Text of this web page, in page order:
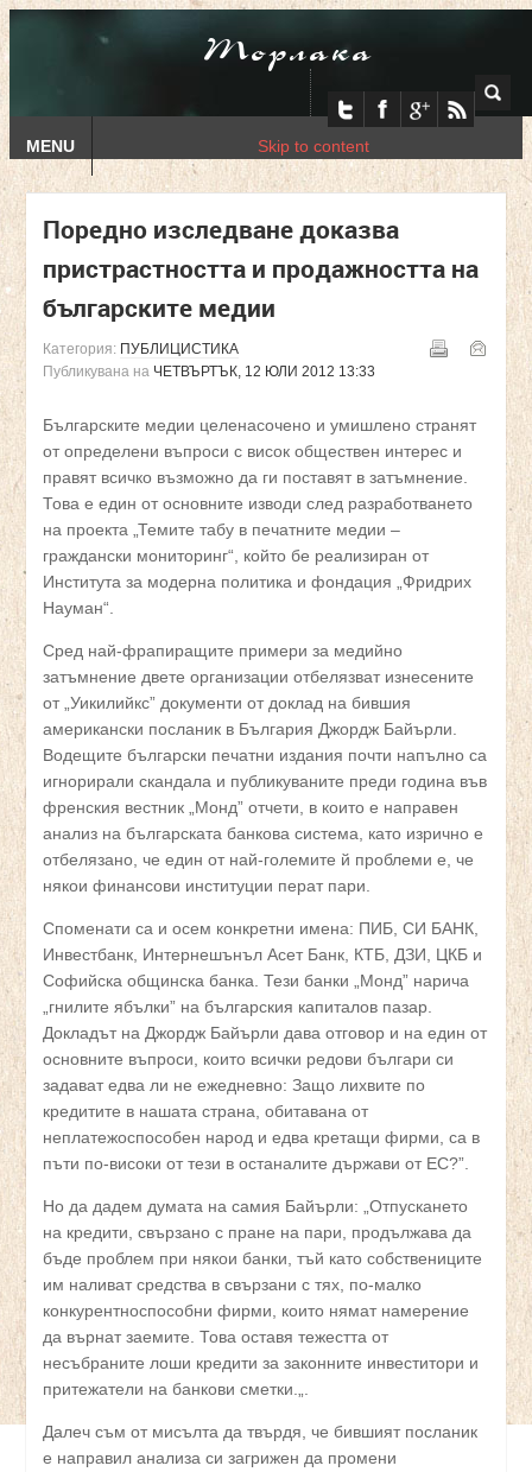
Торлака
MENU Skip to content
Поредно изследване доказва
пристрастността и продажността на
българските медии
Категория: ПУБЛИЦИСТИКА
Публикувана на ЧЕТВЪРТЪК, 12 ЮЛИ 2012 13:33
Българските медии целенасочено и умишлено странят
от определени въпроси с висок обществен интерес и
правят всичко възможно да ги поставят в затъмнение.
Това е един от основните изводи след разработването
на проекта „Темите табу в печатните медии –
граждански мониторинг“, който бе реализиран от
Института за модерна политика и фондация „Фридрих
Науман“.
Сред най-фрапиращите примери за медийно
затъмнение двете организации отбелязват изнесените
от „Уикилийкс” документи от доклад на бившия
американски посланик в България Джордж Байърли.
Водещите български печатни издания почти напълно са
игнорирали скандала и публикуваните преди година във
френския вестник „Монд” отчети, в които е направен
анализ на българската банкова система, като изрично е
отбелязано, че един от най-големите й проблеми е, че
някои финансови институции перат пари.
Споменати са и осем конкретни имена: ПИБ, СИ БАНК,
Инвестбанк, Интернешънъл Асет Банк, КТБ, ДЗИ, ЦКБ и
Софийска общинска банка. Тези банки „Монд” нарича
„гнилите ябълки” на българския капиталов пазар.
Докладът на Джордж Байърли дава отговор и на един от
основните въпроси, които всички редови българи си
задават едва ли не ежедневно: Защо лихвите по
кредитите в нашата страна, обитавана от
неплатежоспособен народ и едва кретащи фирми, са в
пъти по-високи от тези в останалите държави от ЕС?”.
Но да дадем думата на самия Байърли: „Отпускането
на кредити, свързано с пране на пари, продължава да
бъде проблем при някои банки, тъй като собствениците
им наливат средства в свързани с тях, по-малко
конкурентноспособни фирми, които нямат намерение
да върнат заемите. Това оставя тежестта от
несъбраните лоши кредити за законните инвеститори и
притежатели на банкови сметки.„.
Далеч съм от мисълта да твърдя, че бившият посланик
е направил анализа си загрижен да промени